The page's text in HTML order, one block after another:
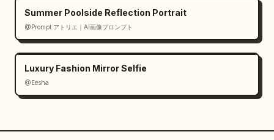
Summer Poolside Reflection Portrait
@Prompt アトリエ｜AI画像プロンプト
Luxury Fashion Mirror Selfie
@Eesha